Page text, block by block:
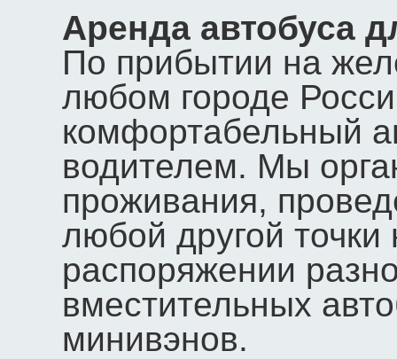
Аренда автобуса
По прибытии на
любом городе
комфортабельный
водителем. Мы
проживания,
любой другой
распоряжении
вместительных
минивэнов.